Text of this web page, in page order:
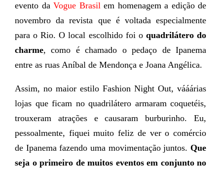
evento da Vogue Brasilem homenagem a edição de
novembro da revista que é voltada especialmente
para o Rio. O local escolhido foi o quadrilátero do
charme, como é chamado o pedaço de Ipanema
entre as ruas Aníbal de Mendonça e Joana Angélica.
Assim, no maior estilo Fashion Night Out, vááárias
lojas que ficam no quadrilátero armaram coquetéis,
trouxeram atrações e causaram burburinho. Eu,
pessoalmente, fiquei muito feliz de ver o comércio
de Ipanema fazendo uma movimentação juntos. Que
seja o primeiro de muitos eventos em conjunto no